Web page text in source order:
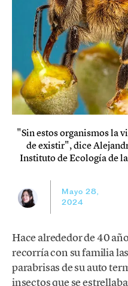
"Sin estos organismos la
de existir", dice
Instituto de Ecología de
Mayo 28,
2024
Hace alrededor de 40
recorría con su familia
parabrisas de su auto
insectos que se